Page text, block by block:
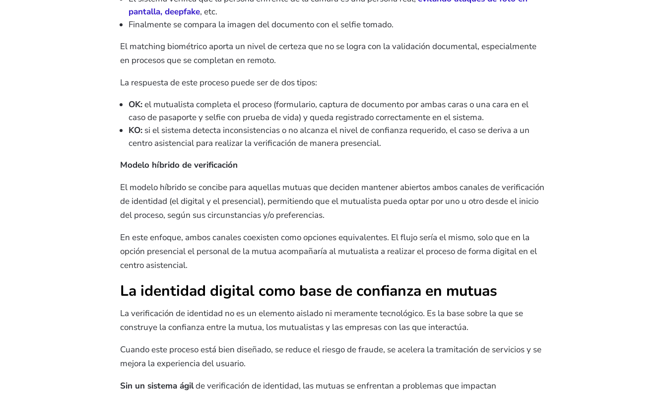
pantalla, deepfake, etc.
Finalmente se compara la imagen del documento con el selfie tomado.
El matching biométrico aporta un nivel de certeza que no se logra con la validación documental, especialmente
en procesos que se completan en remoto.
La respuesta de este proceso puede ser de dos tipos:
OK:el mutualista completa el proceso (formulario, captura de documento por ambas caras o una cara en el
caso de pasaporte y selfie con prueba de vida) y queda registrado correctamente en el sistema.
KO:si el sistema detecta inconsistencias o no alcanza el nivel de confianza requerido, el caso se deriva a un
centro asistencial para realizar la verificación de manera presencial.
Modelo híbrido de verificación
El modelo híbrido se concibe para aquellas mutuas que deciden mantener abiertos ambos canales de verificación
de identidad (el digital y el presencial), permitiendo que el mutualista pueda optar por uno u otro desde el inicio
del proceso, según sus circunstancias y/o preferencias.
En este enfoque, ambos canales coexisten como opciones equivalentes. El flujo sería el mismo, solo que en la
opción presencial el personal de la mutua acompañaría al mutualista a realizar el proceso de forma digital en el
centro asistencial.
La identidad digital como base de confianza en mutuas
La verificación de identidad no es un elemento aislado ni meramente tecnológico. Es la base sobre la que se
construye la confianza entre la mutua, los mutualistas y las empresas con las que interactúa.
Cuando este proceso está bien diseñado, se reduce el riesgo de fraude, se acelera la tramitación de servicios y se
mejora la experiencia del usuario.
Sin un sistema ágilde verificación de identidad, las mutuas se enfrentan a problemas que impactan